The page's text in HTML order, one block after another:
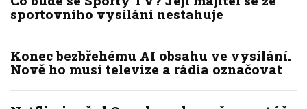
sportovního vysílání nestahuje
Konec bezbřehému AI obsahu ve vysílání.
Nově ho musí televize a rádia označovat